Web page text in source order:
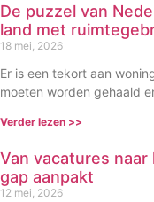
De puzzel van
land met
18 mei, 2026
Er is een tekort aan
moeten worden gehaald
Verder lezen >>
Van vacatures
gap aanpakt
12 mei, 2026